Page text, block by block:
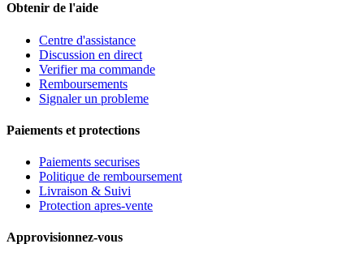
Obtenir de l'aide
Centre d'assistance
Discussion en direct
Verifier ma commande
Remboursements
Signaler un probleme
Paiements et protections
Paiements securises
Politique de remboursement
Livraison & Suivi
Protection apres-vente
Approvisionnez-vous